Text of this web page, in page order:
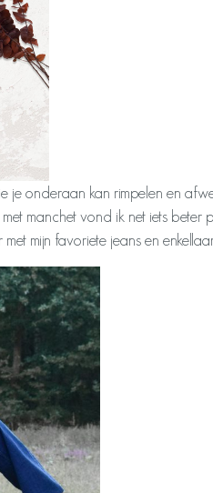
je onderaan kan rimpelen en
manchet vond ik net iets beter
mijn favoriete jeans en